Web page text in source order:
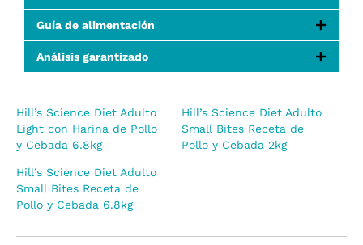
Guía de alimentación
Análisis garantizado
Hill’s Science Diet Adulto
Light con Harina de Pollo
y Cebada 6.8kg
Hill’s Science Diet Adulto
Small Bites Receta de
Pollo y Cebada 2kg
Hill’s Science Diet Adulto
Small Bites Receta de
Pollo y Cebada 6.8kg